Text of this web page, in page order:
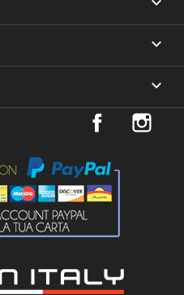
expand_more
keyboard_arrow_down
Facebook